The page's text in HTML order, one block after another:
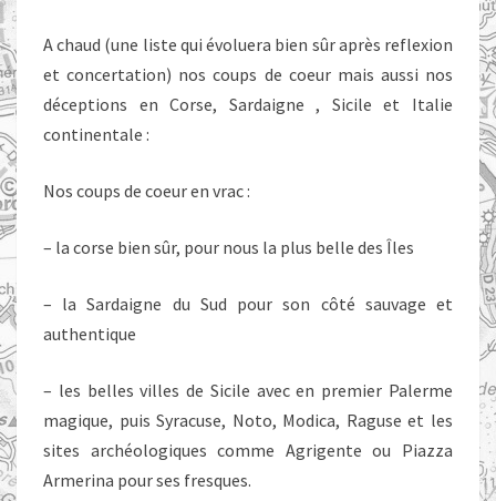
A chaud (une liste qui évoluera bien sûr après reflexion
et concertation) nos coups de coeur mais aussi nos
déceptions en Corse, Sardaigne , Sicile et Italie
continentale :
Nos coups de coeur en vrac :
– la corse bien sûr, pour nous la plus belle des Îles
– la Sardaigne du Sud pour son côté sauvage et
authentique
– les belles villes de Sicile avec en premier Palerme
magique, puis Syracuse, Noto, Modica, Raguse et les
sites archéologiques comme Agrigente ou Piazza
Armerina pour ses fresques.